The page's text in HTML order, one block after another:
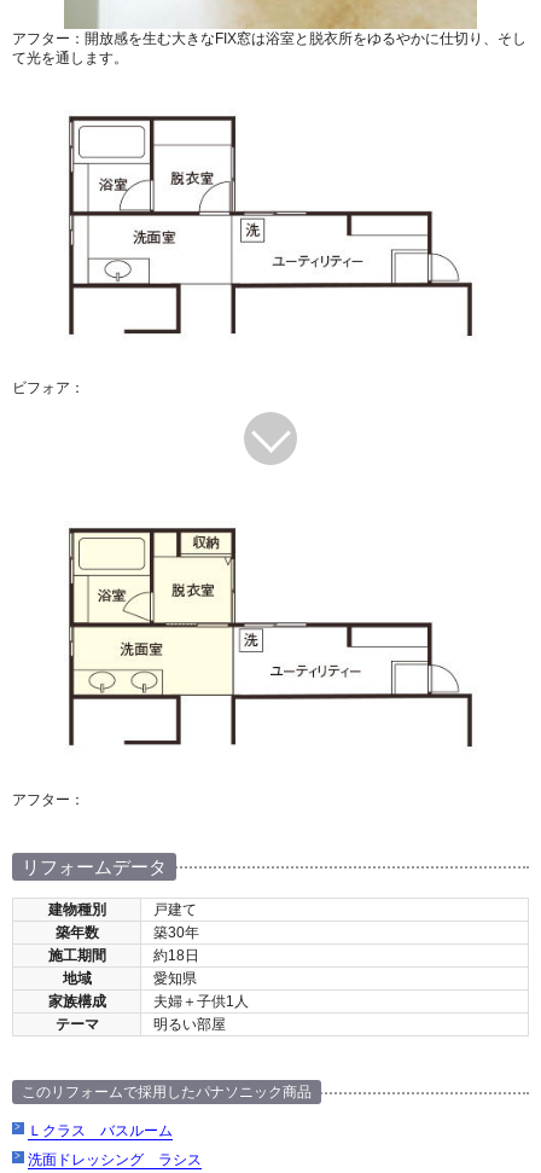
アフター：開放感を生む大きなFIX窓は浴室と脱衣所をゆるやかに仕切り、そし
て光を通します。
ビフォア：
アフター：
リフォームデータ
建物種別
戸建て
築年数
築30年
施工期間
約18日
地域
愛知県
家族構成
夫婦＋子供1人
テーマ
明るい部屋
このリフォームで採用したパナソニック商品
Ｌクラス バスルーム
洗面ドレッシング ラシス